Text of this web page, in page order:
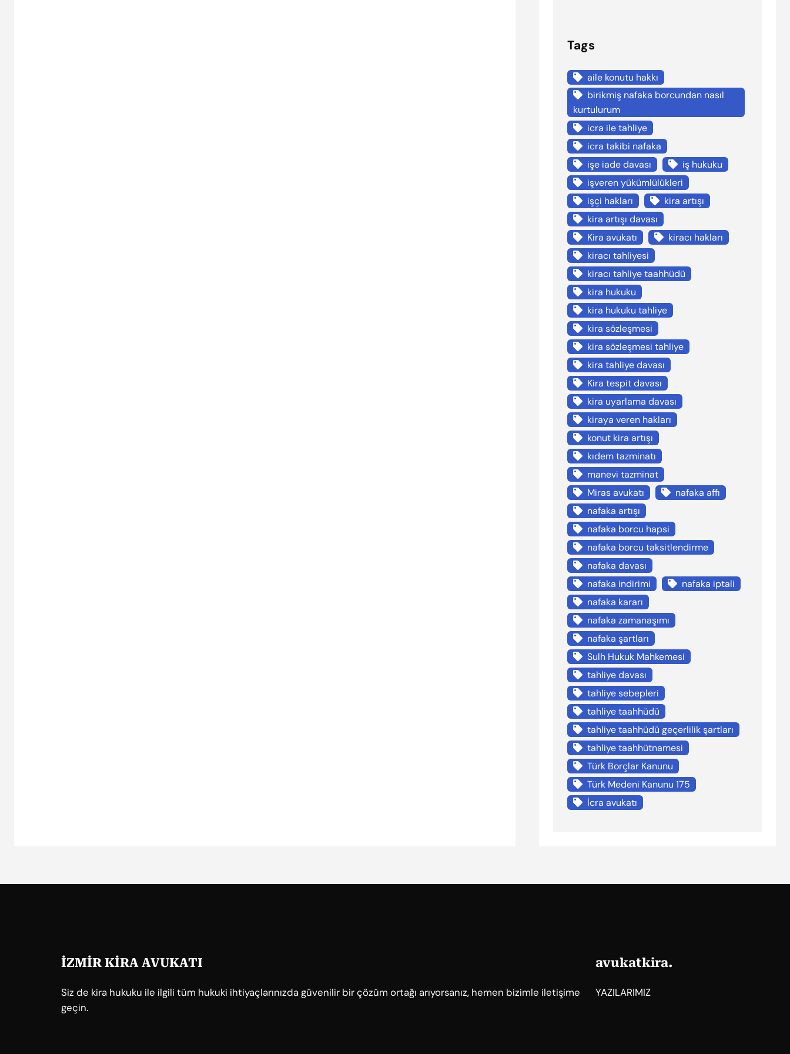
Tags
aile konutu hakkı
birikmiş nafaka borcundan nasıl
kurtulurum
icra ile tahliye
icra takibi nafaka
işe iade davası
iş hukuku
işveren yükümlülükleri
işçi hakları
kira artışı
kira artışı davası
Kira avukatı
kiracı hakları
kiracı tahliyesi
kiracı tahliye taahhüdü
kira hukuku
kira hukuku tahliye
kira sözleşmesi
kira sözleşmesi tahliye
kira tahliye davası
Kira tespit davası
kira uyarlama davası
kiraya veren hakları
konut kira artışı
kıdem tazminatı
manevi tazminat
Miras avukatı
nafaka affı
nafaka artışı
nafaka borcu hapsi
nafaka borcu taksitlendirme
nafaka davası
nafaka indirimi
nafaka iptali
nafaka kararı
nafaka zamanaşımı
nafaka şartları
Sulh Hukuk Mahkemesi
tahliye davası
tahliye sebepleri
tahliye taahhüdü
tahliye taahhüdü geçerlilik şartları
tahliye taahhütnamesi
Türk Borçlar Kanunu
Türk Medeni Kanunu 175
İcra avukatı
İZMİR KİRA AVUKATI
Siz de kira hukuku ile ilgili tüm hukuki ihtiyaçlarınızda güvenilir bir çözüm ortağı arıyorsanız, hemen bizimle iletişime
geçin.
avukatkira.
YAZILARIMIZ